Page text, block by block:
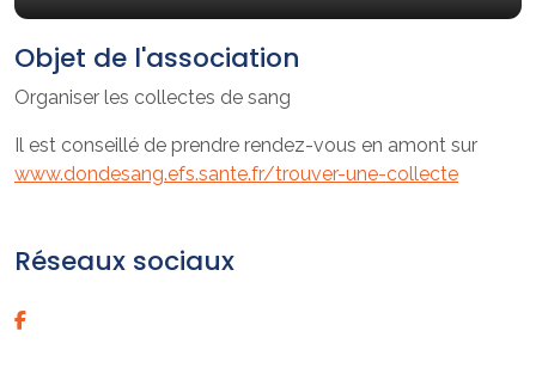
Objet de l'association
Organiser les collectes de sang
Il est conseillé de prendre rendez-vous en amont sur
www.dondesang.efs.sante.fr/trouver-une-collecte
Réseaux sociaux